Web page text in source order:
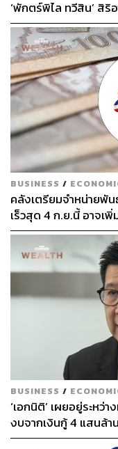
‘พักตร์พิไล ทวีสิน’ สิริ
หลากวงการร่วมอาลัย
BUSINESS /
คลังเตรียมจำหน่ายพั
เร็วสุด 4 ก.ย.นี้ อาจเ
First มากขึ้น
BUSINESS /
‘เอกนิติ’ เผยอยู่ระหว่
งบจากเงินกู้ 4 แสนล้า
เฟส 2 มีเพียงพอ